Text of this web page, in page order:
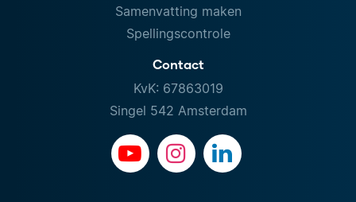
Samenvatting maken
Spellingscontrole
Contact
KvK: 67863019
Singel 542 Amsterdam